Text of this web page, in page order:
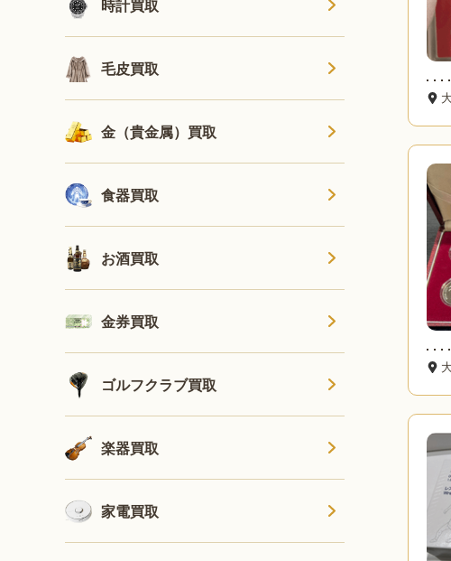
時計買取
毛皮買取
金（貴金属）買取
食器買取
お酒買取
金券買取
ゴルフクラブ買取
楽器買取
家電買取